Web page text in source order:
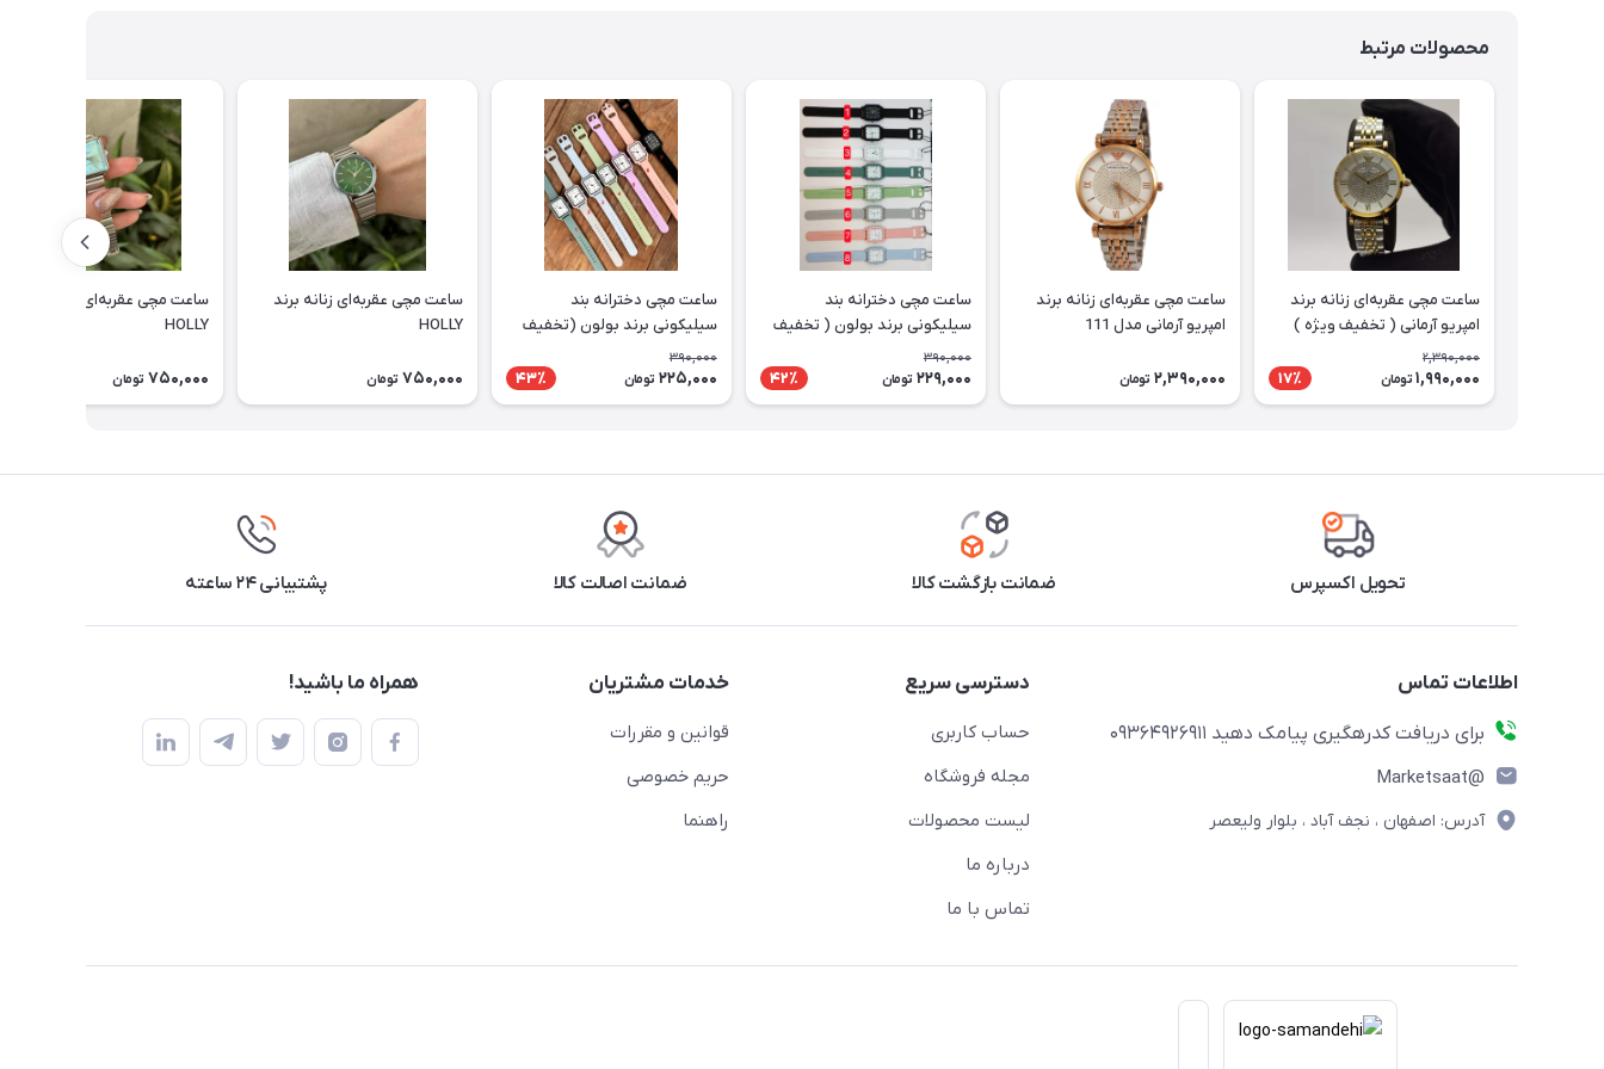
محصولات مرتبط
ساعت مچی عقربه‌ای زنانه برند
امپریو آرمانی ( تخفیف ویژه )
2,390,000
1,990,000 تومان 17٪
ساعت مچی عقربه‌ای زنانه برند
امپریو آرمانی مدل 111
2,390,000 تومان
ساعت مچی دخترانه بند
سیلیکونی برند بولون ( تخفیف
ویژه)
390,000
229,000 تومان 42٪
ساعت مچی دخترانه بند
سیلیکونی برند بولون (تخفیف
ویژه)
390,000
225,000 تومان 43٪
ساعت مچی عقربه‌ای زنانه برند
HOLLY
750,000 تومان
ساعت مچی عقربه‌ای زنانه برند
HOLLY
750,000 تومان
تحویل اکسپرس ضمانت بازگشت کالا ضمانت اصالت کالا پشتیبانی ۲۴ ساعته
اطلاعات تماس
برای دریافت کدرهگیری پیامک دهید 09364926911
@Marketsaat
آدرس: اصفهان ، نجف آباد ، بلوار ولیعصر
دسترسی سریع
حساب کاربری
مجله فروشگاه
لیست محصولات
درباره ما
تماس با ما
خدمات مشتریان
قوانین و مقررات
حریم خصوصی
راهنما
همراه ما باشید!